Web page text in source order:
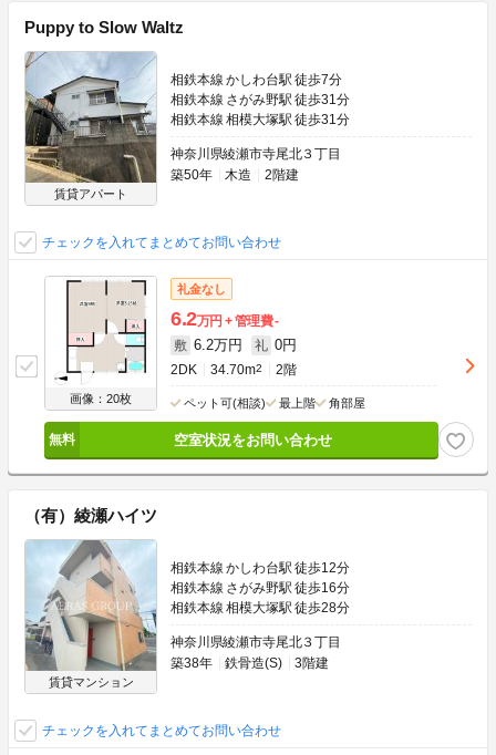
Puppy to Slow Waltz
賃貸アパート
相鉄本線 かしわ台駅 徒歩7分
相鉄本線 さがみ野駅 徒歩31分
相鉄本線 相模大塚駅 徒歩31分
神奈川県綾瀬市寺尾北３丁目
築50年
木造 2階建
チェックを入れてまとめてお問い合わせ
画像：20枚
礼金なし
6.2万円 管理費-
敷 6.2万円 礼 0円
2DK 34.70m2 2階
ペット可(相談) 最上階 角部屋
空室状況をお問い合わせ
（有）綾瀬ハイツ
賃貸マンション
相鉄本線 かしわ台駅 徒歩12分
相鉄本線 さがみ野駅 徒歩16分
相鉄本線 相模大塚駅 徒歩28分
神奈川県綾瀬市寺尾北３丁目
築38年
鉄骨造(S) 3階建
チェックを入れてまとめてお問い合わせ